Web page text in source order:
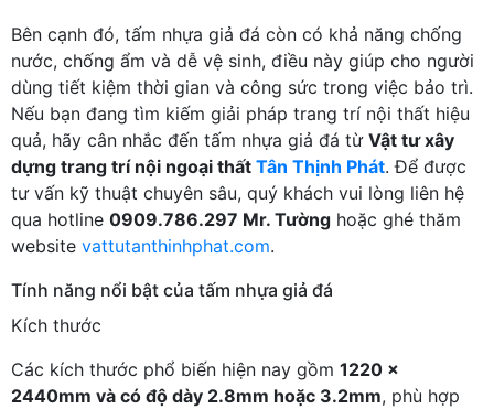
Bên cạnh đó, tấm nhựa giả đá còn có khả năng chống
nước, chống ẩm và dễ vệ sinh, điều này giúp cho người
dùng tiết kiệm thời gian và công sức trong việc bảo trì.
Nếu bạn đang tìm kiếm giải pháp trang trí nội thất hiệu
quả, hãy cân nhắc đến tấm nhựa giả đá từ Vật tư xây
dựng trang trí nội ngoại thất Tân Thịnh Phát. Để được
tư vấn kỹ thuật chuyên sâu, quý khách vui lòng liên hệ
qua hotline 0909.786.297 Mr. Tường hoặc ghé thăm
website vattutanthinhphat.com.
Tính năng nổi bật của tấm nhựa giả đá
Kích thước
Các kích thước phổ biến hiện nay gồm 1220 ×
2440mm và có độ dày 2.8mm hoặc 3.2mm, phù hợp